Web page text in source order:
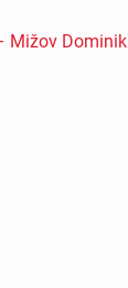
Mižov Dominik